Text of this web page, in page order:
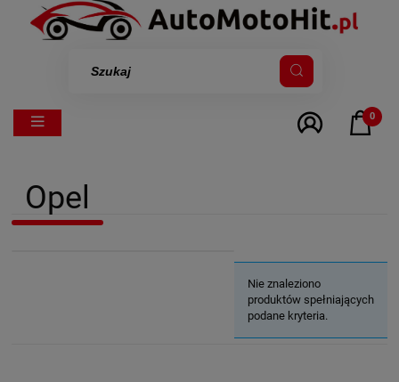
0
Opel
Nie znaleziono
produktów spełniających
podane kryteria.